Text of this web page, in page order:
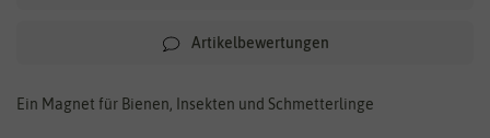
Artikelbewertungen
Ein Magnet für Bienen, Insekten und Schmetterlinge